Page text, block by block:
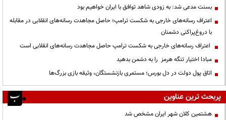
بسنت مدعی شد: به زودی شاهد توافق با ایران خواهیم بود
اعتراف رسانه‌های خارجی به شکست ترامپ؛ حاصل مجاهدت رسانه‌های انقلابی در مقابله
با دروغ‌پراکنی دشمنان
اعتراف رسانه‌های خارجی به شکست ترامپ حاصل مجاهدت رسانه‌های انقلابی است
مبادا اختیار تنگه هرمز را به دشمن بدهید
اتاق پول دولت در دل بورس؛ مستمری بازنشستگان، وثیقه بازی بزرگ‌ها
پربحث ترین عناوین
هشتمین کلان شهر ایران مشخص شد